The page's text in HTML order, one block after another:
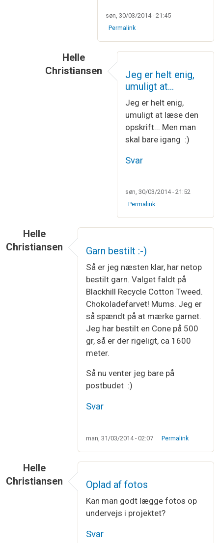
søn, 30/03/2014 - 21:45
Permalink
Helle
Christiansen
Det tror jeg du har ret i :)
Jeg er helt enig,
umuligt at…
Jeg er helt enig,
umuligt at læse den
opskrift... Men man
skal bare igang :)
Svar
søn, 30/03/2014 - 21:52
Permalink
Helle
Christiansen
Garn bestilt :-)
Så er jeg næsten klar, har netop
bestilt garn. Valget faldt på
Blackhill Recycle Cotton Tweed.
Chokoladefarvet! Mums. Jeg er
så spændt på at mærke garnet.
Jeg har bestilt en Cone på 500
gr, så er der rigeligt, ca 1600
meter.
Så nu venter jeg bare på
postbudet :)
Svar
man, 31/03/2014 - 02:07 Permalink
Helle
Christiansen
Oplad af fotos
Kan man godt lægge fotos op
undervejs i projektet?
Svar